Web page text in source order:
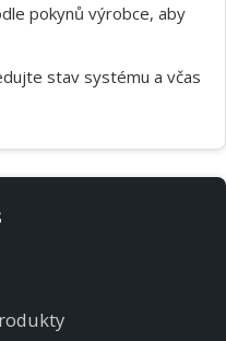
pokynů výrobce, aby
stav systému a včas